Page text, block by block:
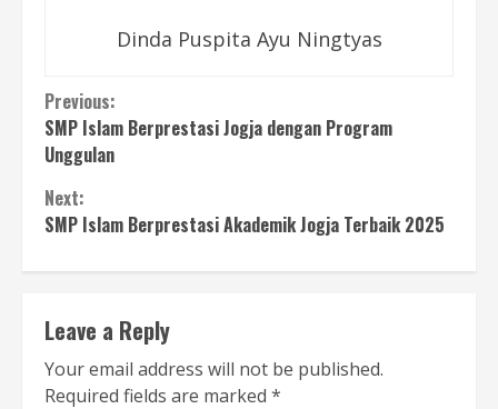
Dinda Puspita Ayu Ningtyas
Continue
Reading
Previous:
SMP Islam Berprestasi Jogja dengan Program
Unggulan
Next:
SMP Islam Berprestasi Akademik Jogja Terbaik 2025
Leave a Reply
Your email address will not be published.
Required fields are marked *